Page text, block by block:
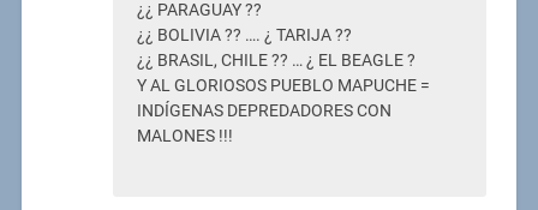
¿¿ PARAGUAY ??
¿¿ BOLIVIA ?? …. ¿ TARIJA ??
¿¿ BRASIL, CHILE ?? … ¿ EL BEAGLE ?
Y AL GLORIOSOS PUEBLO MAPUCHE =
INDÍGENAS DEPREDADORES CON
MALONES !!!